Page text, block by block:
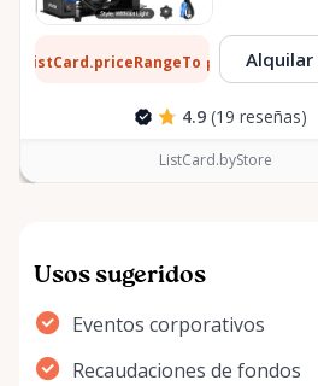
ListCard.priceRangeTo por díaAlquilar
4.9 (19 reseñas)
ListCard.byStore
Usos sugeridos
Eventos corporativos
Recaudaciones de fondos